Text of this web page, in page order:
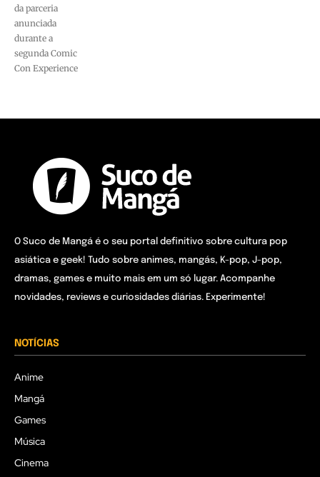
da parceria
anunciada
durante a
segunda Comic
Con Experience
O Suco de Mangá é o seu portal definitivo sobre cultura pop
asiática e geek! Tudo sobre animes, mangás, K-pop, J-pop,
dramas, games e muito mais em um só lugar. Acompanhe
novidades, reviews e curiosidades diárias. Experimente!
NOTÍCIAS
Anime
Mangá
Games
Música
Cinema